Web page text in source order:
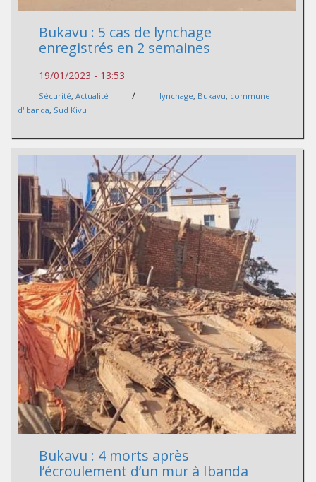
Bukavu : 5 cas de lynchage
enregistrés en 2 semaines
19/01/2023 - 13:53
Sécurité, Actualité / lynchage, Bukavu, commune
d'Ibanda, Sud Kivu
Bukavu : 4 morts après
l’écroulement d’un mur à Ibanda